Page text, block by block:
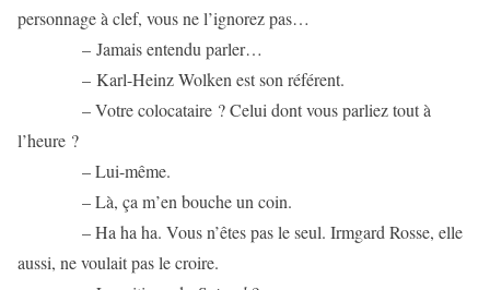
personnage à clef, vous ne l’ignorez pas…
– Jamais entendu parler…
– Karl-Heinz Wolken est son référent.
– Votre colocataire ? Celui dont vous parliez tout à
l’heure ?
– Lui-même.
– Là, ça m’en bouche un coin.
– Ha ha ha. Vous n’êtes pas le seul. Irmgard Rosse, elle
aussi, ne voulait pas le croire.